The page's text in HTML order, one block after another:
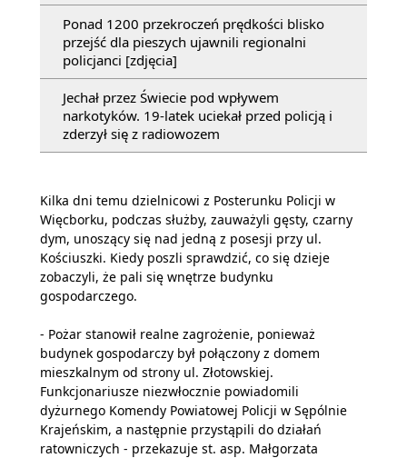
Ponad 1200 przekroczeń prędkości blisko
przejść dla pieszych ujawnili regionalni
policjanci [zdjęcia]
Jechał przez Świecie pod wpływem
narkotyków. 19-latek uciekał przed policją i
zderzył się z radiowozem
Kilka dni temu dzielnicowi z Posterunku Policji w
Więcborku, podczas służby, zauważyli gęsty, czarny
dym, unoszący się nad jedną z posesji przy ul.
Kościuszki. Kiedy poszli sprawdzić, co się dzieje
zobaczyli, że pali się wnętrze budynku
gospodarczego.
- Pożar stanowił realne zagrożenie, ponieważ
budynek gospodarczy był połączony z domem
mieszkalnym od strony ul. Złotowskiej.
Funkcjonariusze niezwłocznie powiadomili
dyżurnego Komendy Powiatowej Policji w Sępólnie
Krajeńskim, a następnie przystąpili do działań
ratowniczych - przekazuje st. asp. Małgorzata